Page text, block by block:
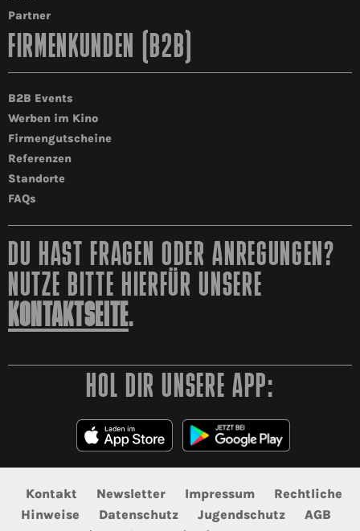
Partner
FIRMENKUNDEN (B2B)
B2B Events
Werben im Kino
Firmengutscheine
Referenzen
Standorte
FAQs
DU HAST FRAGEN ODER ANREGUNGEN?
NUTZE BITTE HIERFÜR UNSERE
KONTAKTSEITE.
HOL DIR UNSERE APP:
Kontakt Newsletter Impressum
Rechtliche
Hinweise
Datenschutz Jugendschutz
AGB